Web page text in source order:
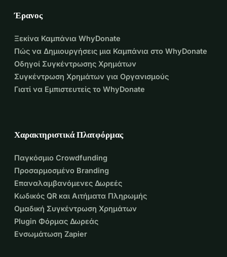
Έρανος
Ξεκίνα Καμπάνια WhyDonate
Πώς να Δημιουργήσεις μια Καμπάνια στο WhyDonate
Οδηγοί Συγκέντρωσης Χρημάτων
Συγκέντρωση Χρημάτων για Οργανισμούς
Γιατί να Εμπιστευτείς το WhyDonate
Χαρακτηριστικά Πλατφόρμας
Παγκόσμιο Crowdfunding
Προσαρμοσμένο Branding
Επαναλαμβανόμενες Δωρεές
Κωδικός QR και Αιτήματα Πληρωμής
Ομαδική Συγκέντρωση Χρημάτων
Plugin Φόρμας Δωρεάς
Ενσωμάτωση Zapier